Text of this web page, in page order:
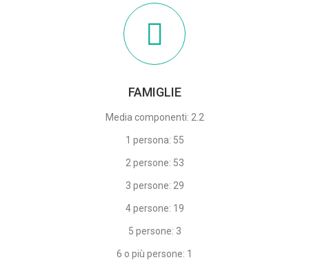
FAMIGLIE
Media componenti: 2.2
1 persona: 55
2 persone: 53
3 persone: 29
4 persone: 19
5 persone: 3
6 o più persone: 1